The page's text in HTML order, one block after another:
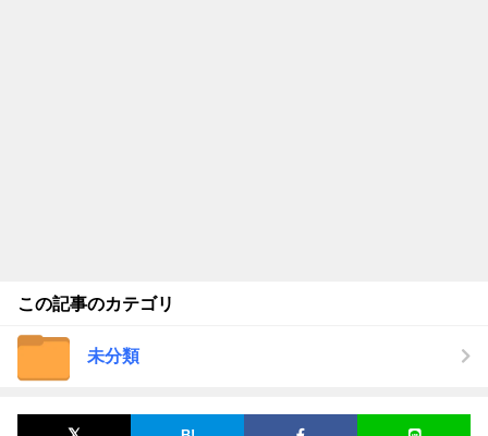
この記事のカテゴリ
未分類